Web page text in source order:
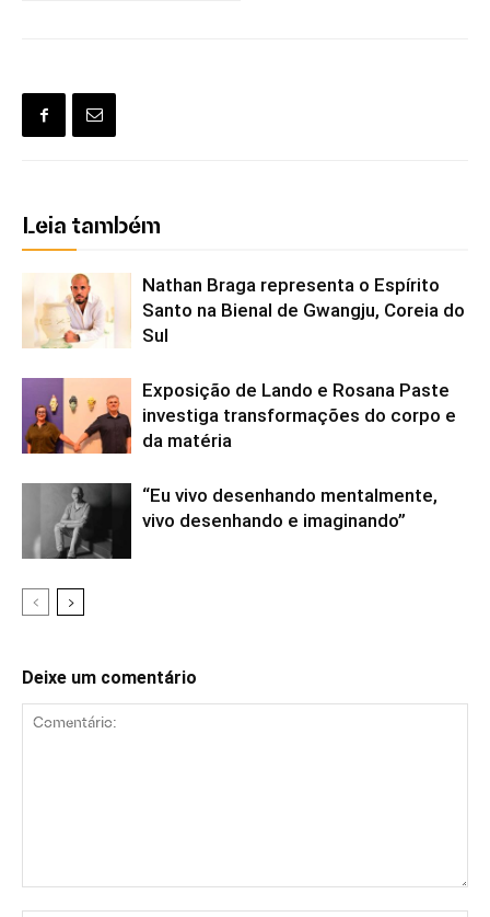
Leia também
Nathan Braga representa o Espírito
Santo na Bienal de Gwangju, Coreia do
Sul
Exposição de Lando e Rosana Paste
investiga transformações do corpo e
da matéria
“Eu vivo desenhando mentalmente,
vivo desenhando e imaginando”
Deixe um comentário